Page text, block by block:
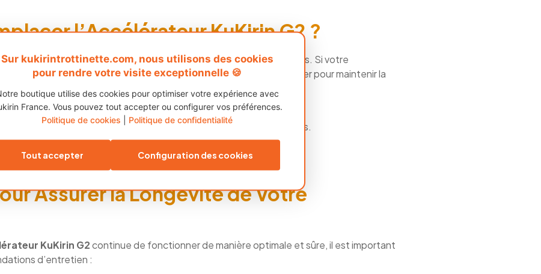
l’Accélérateur KuKirin G2 ?
KuKirin G2 est simple et peut être effectué en quelques étapes. Si votre
des défauts ou une usure excessive, il est important de le remplacer pour maintenir la
votre trottinette. Suivez les étapes ci-dessous :
retirez la batterie pour éviter tout risque de court-circuit.
ancien et déconnectez-le soigneusement des câbles et connexions.
aux mêmes connexions et fixez-le solidement au guidon.
vous assurer qu’il fonctionne correctement.
Assurer la Longévité de Votre
KuKirin G2continue de fonctionner de manière optimale et sûre, il est important
d’entretien :
Sur kukirintrottinette.com, nous utilisons des cookies
pour rendre votre visite exceptionnelle 🍪
boutique utilise des cookies pour optimiser votre expérience avec
France. Vous pouvez tout accepter ou configurer vos préférences.
Politique de cookies
Politique de confidentialité
Tout accepter Configuration des cookies